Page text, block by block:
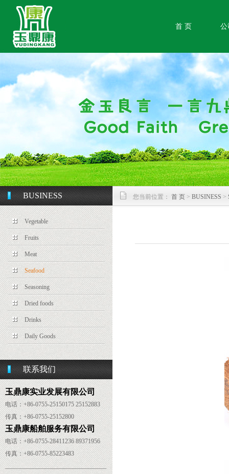
首 页 公
BUSINESS
Vegetable
Fruits
Meat
Seafood
Seasoning
Dried foods
Drinks
Daily Goods
联系我们
玉鼎康实业发展有限公司
电话：+86-0755-25150175 25152883
传真： +86-0755-25152800
玉鼎康船舶服务有限公司
电话：+86-0755-28411236 89371956
传真：+86-0755-85223483
______
___________________________
您当前位置： 首 页 > BUSINESS >